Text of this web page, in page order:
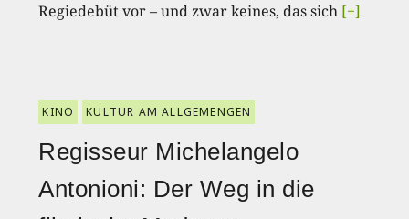
Regiedebüt vor – und zwar keines, das sich [+]
KINO KULTUR AM ALLGEMENGEN
Regisseur Michelangelo
Antonioni: Der Weg in die